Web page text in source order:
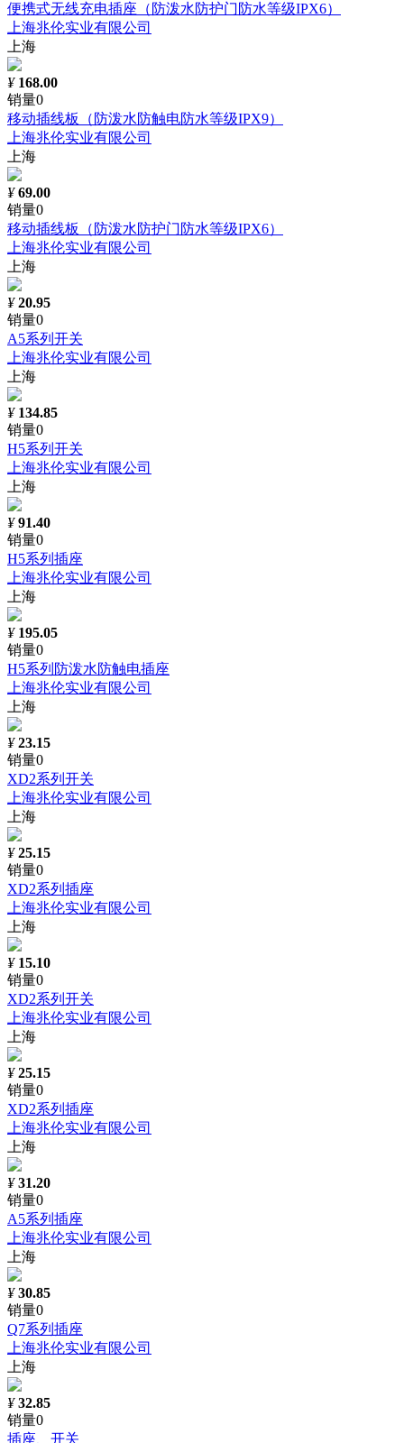
便携式无线充电插座（防泼水防护门防水等级IPX6）
上海兆伦实业有限公司
上海
¥ 168.00
销量0
移动插线板（防泼水防触电防水等级IPX9）
上海兆伦实业有限公司
上海
¥ 69.00
销量0
移动插线板（防泼水防护门防水等级IPX6）
上海兆伦实业有限公司
上海
¥ 20.95
销量0
A5系列开关
上海兆伦实业有限公司
上海
¥ 134.85
销量0
H5系列开关
上海兆伦实业有限公司
上海
¥ 91.40
销量0
H5系列插座
上海兆伦实业有限公司
上海
¥ 195.05
销量0
H5系列防泼水防触电插座
上海兆伦实业有限公司
上海
¥ 23.15
销量0
XD2系列开关
上海兆伦实业有限公司
上海
¥ 25.15
销量0
XD2系列插座
上海兆伦实业有限公司
上海
¥ 15.10
销量0
XD2系列开关
上海兆伦实业有限公司
上海
¥ 25.15
销量0
XD2系列插座
上海兆伦实业有限公司
上海
¥ 31.20
销量0
A5系列插座
上海兆伦实业有限公司
上海
¥ 30.85
销量0
Q7系列插座
上海兆伦实业有限公司
上海
¥ 32.85
销量0
插座、开关